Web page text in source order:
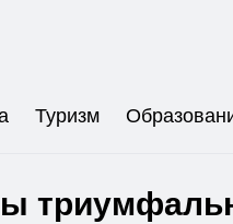
Туризм